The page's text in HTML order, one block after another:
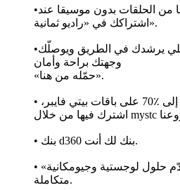
•اسمع هذه الحلقة وغيرها من الحلقات بدون موسيقا عند
اشتراكك في «راديو ثمانية».
•تطبيق «بلدي+» دليلك اللي يرشدك في الطريق ويوصلّك
وجهتك براحة وأمان
«حمّله من هنا».
• فايبر وأكثر بخصم يصل إلى ٪70 على باقات بيتي فايبر،
• بنك d360 بنك لك أنت.
• «سبل» مجموعة وطنية تقدّم حلول لوجستية وجيومكانية
متكاملة.